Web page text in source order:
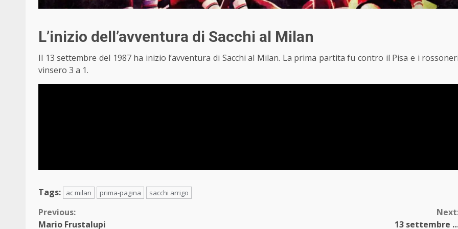
L’inizio dell’avventura di Sacchi al Milan
Il 13 settembre del 1987 ha inizio l’avventura di Sacchi al Milan. La prima partita fu contro il Pisa e i rossoneri
vinsero 3 a 1.
Tags: ac milan prima-pagina sacchi arrigo
Continue
Previous:
Mario Frustalupi
13 settembre